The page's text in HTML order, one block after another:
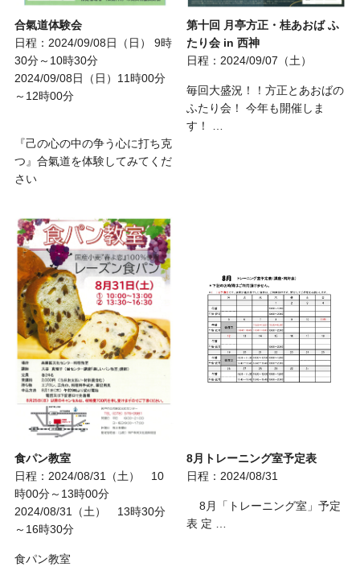
合氣道体験会
日程：2024/09/08日（日） 9時
30分～10時30分
2024/09/08日（日）11時00分
～12時00分
『己の心の中の争う心に打ち克
つ』合氣道を体験してみてくだ
さい
第十回 月亭方正・桂あおば ふ
たり会 in 西神
日程：2024/09/07（土）
毎回大盛況！！方正とあおばの
ふたり会！ 今年も開催しま
す！ …
食パン教室
日程：2024/08/31（土） 10
時00分～13時00分
2024/08/31（土） 13時30分
～16時30分
食パン教室
8月トレーニング室予定表
日程：2024/08/31
8月「トレーニング室」予定
表 定 …